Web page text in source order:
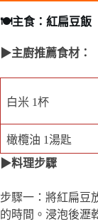
🍽️主食：紅扁豆飯
▶主廚推薦食材：
白米 1杯
橄欖油 1湯匙
▶料理步驟
步驟一：將紅扁豆
的時間。浸泡後瀝